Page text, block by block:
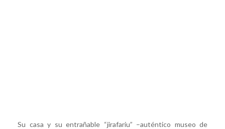
Su casa y su entrañable “jirafariu” –auténtico museo de